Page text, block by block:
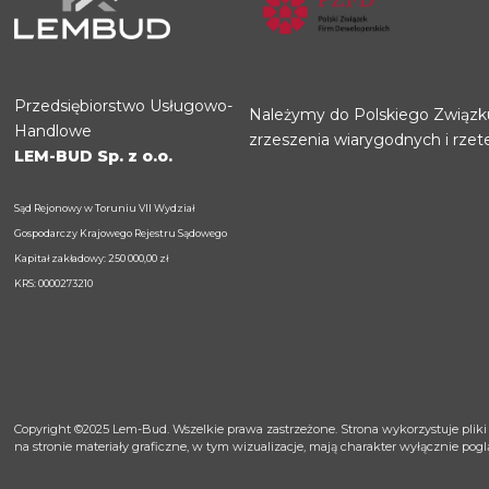
Przedsiębiorstwo Usługowo-
Handlowe
LEM-BUD Sp. z o.o.
Sąd Rejonowy w Toruniu VII Wydział
Gospodarczy Krajowego Rejestru Sądowego
Kapitał zakładowy: 250 000,00 zł
KRS: 0000273210
Należymy do Polskiego
zrzeszenia wiarygodnych i
Copyright ©2025 Lem-Bud . Wszelkie prawa zastrzeżone. Strona wykorzystuje
na stronie materiały graficzne, w tym wizualizacje, mają charakter wyłącznie